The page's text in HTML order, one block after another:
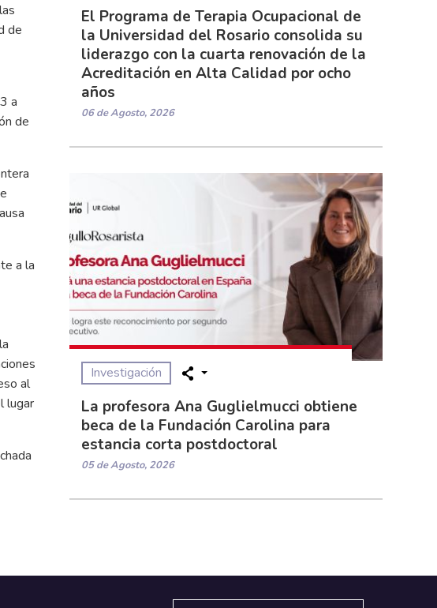
de
a
de
a la
al
lugar
El Programa de Terapia Ocupacional de
la Universidad del Rosario consolida su
liderazgo con la cuarta renovación de la
Acreditación en Alta Calidad por ocho
años
06 de Agosto, 2026
Investigación
La profesora Ana Guglielmucci obtiene
beca de la Fundación Carolina para
estancia corta postdoctoral
05 de Agosto, 2026